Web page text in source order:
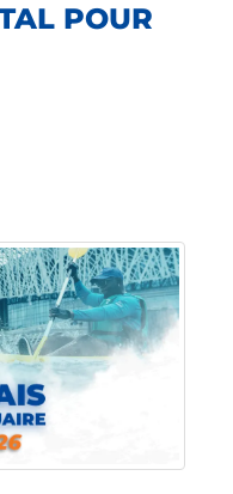
POUR